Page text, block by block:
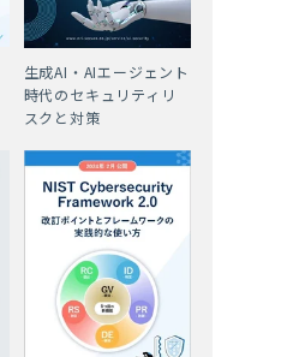
生成AI・AIエージェント
時代のセキュリティリ
スクと対策